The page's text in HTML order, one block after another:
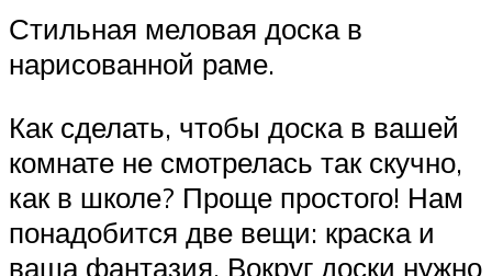
Стильная меловая доска в
нарисованной раме.
Как сделать, чтобы доска в вашей
комнате не смотрелась так скучно,
как в школе? Проще простого! Нам
понадобится две вещи: краска и
ваша фантазия. Вокруг доски нужно